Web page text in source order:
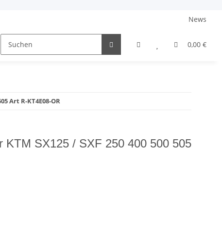
News
0,00 €
Helme + Zubehör Barankauf
Art R-KT4E08-OR
KTM SX125 / SXF 250 400 500 505